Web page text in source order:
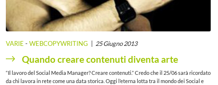
VARIE - WEBCOPYWRITING 25 Giugno 2013
Quando creare contenuti diventa arte
“Il lavoro del Social Media Manager? Creare contenuti.” Credo che il 25/06 sarà ricordato
da chi lavora in rete come una data storica. Oggi l’eterna lotta tra il mondo dei Social e